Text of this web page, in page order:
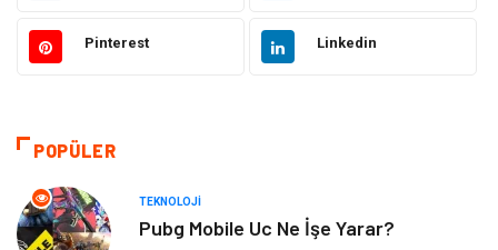
Ulaşım ve Taşımacılık Yapı İnşaat
Tekstil
Bilgisayar ve Yazılım
Pinterest Linkedin
POPÜLER
TEKNOLOJI
Pubg Mobile Uc Ne İşe Yarar?